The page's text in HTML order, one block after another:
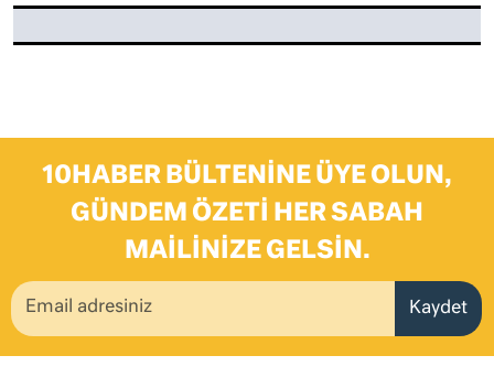
10HABER BÜLTENINE ÜYE OLUN,
GÜNDEM ÖZETI HER SABAH
MAILINIZE GELSIN.
Kaydet